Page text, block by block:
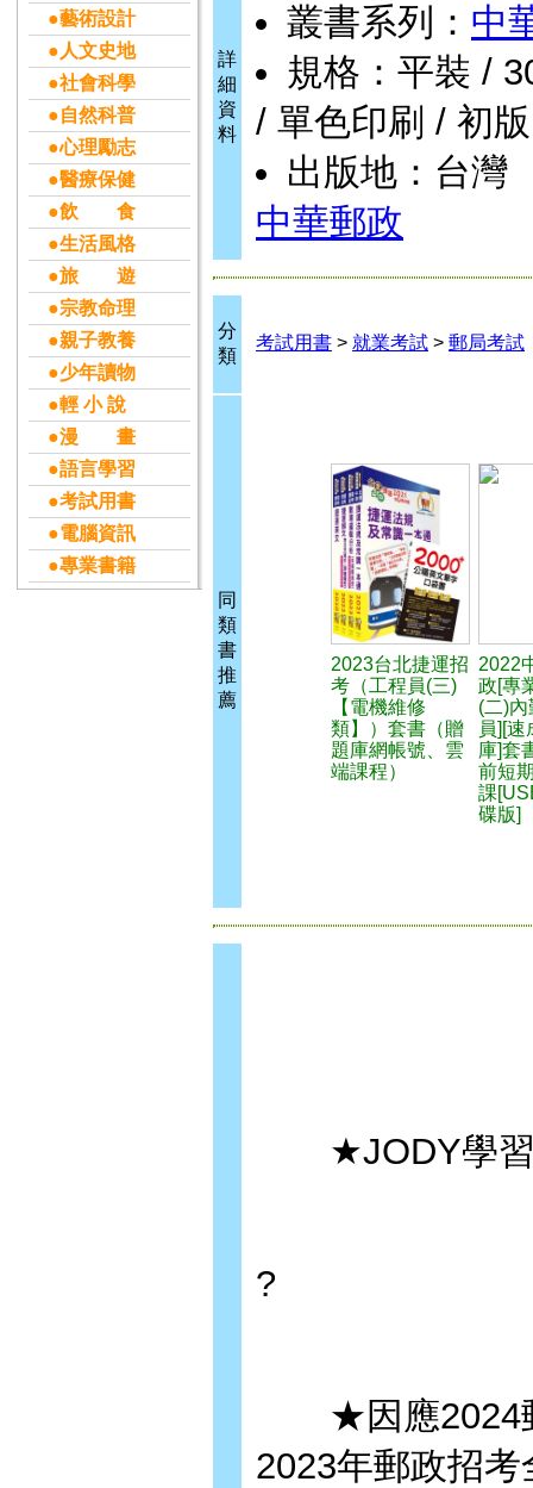
●藝術設計
●人文史地
●社會科學
●自然科普
●心理勵志
●醫療保健
●飲 食
●生活風格
●旅 遊
●宗教命理
●親子教養
●少年讀物
●輕 小 說
●漫 畫
●語言學習
●考試用書
●電腦資訊
●專業書籍
詳
細
資
料
叢書系列： 中
規格：平裝 /
/ 單色印刷 / 初版
出版地：台灣
中華郵政
分
類
考試用書 > 就業考試 > 郵局考試
同
類
書
推
薦
2023台北捷運招
考（工程員(三)
【電機維修
類】）套書（贈
題庫網帳號、雲
端課程）
2022
政[專
(二)內
員][速
庫]套
前短
課
碟版]
★JODY學習
?
★因應2024郵
2023年郵政招